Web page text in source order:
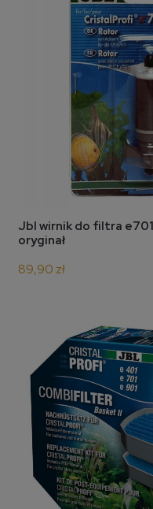
do
Jbl wirnik do filtra
oryginał
89,90 zł